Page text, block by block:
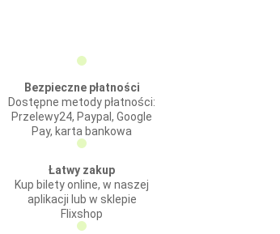
Bezpieczne płatności
Dostępne metody płatności:
Przelewy24, Paypal, Google
Pay, karta bankowa
Łatwy zakup
Kup bilety online, w naszej
aplikacji lub w sklepie
Flixshop